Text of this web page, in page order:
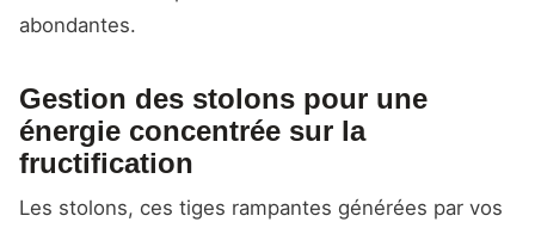
abondantes.
Gestion des stolons pour une
énergie concentrée sur la
fructification
Les stolons, ces tiges rampantes générées par vos